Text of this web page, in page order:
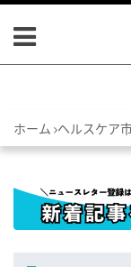
ホーム ヘルスケア